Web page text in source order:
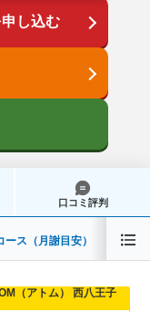
し込む
口コミ評判
ース（月謝目安） 時間割
（アトム） 西八王子